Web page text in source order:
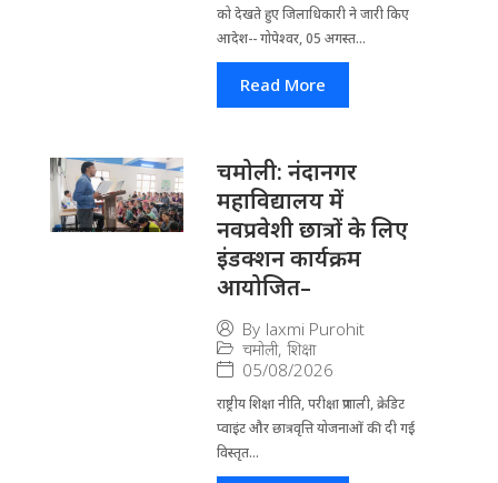
को देखते हुए जिला​धिकारी ने जारी किए
आदेश-- गोपेश्वर, 05 अगस्त...
Read More
चमोली: नंदानगर
महाविद्यालय में
नवप्रवेशी छात्रों के लिए
इंडक्शन कार्यक्रम
आयोजित–
By laxmi Purohit
चमोली, शिक्षा
05/08/2026
राष्ट्रीय शिक्षा नीति, परीक्षा प्रणाली, क्रेडिट
प्वाइंट और छात्रवृत्ति योजनाओं की दी गई
विस्तृत...